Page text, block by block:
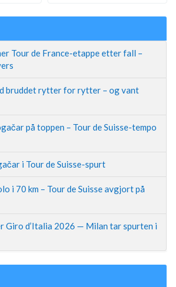
Tour de France-etappe etter fall –
bruddet rytter for rytter – og vant
på toppen – Tour de Suisse-tempo
i Tour de Suisse-spurt
i 70 km – Tour de Suisse avgjort på
Giro d’Italia 2026 — Milan tar spurten i